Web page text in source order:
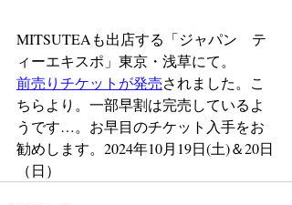
MITSUTEAも出店する「ジャパン　テ
ィーエキスポ」東京・浅草にて。
前売りチケットが発売されました。こ
ちらより。一部早割は完売しているよ
うです…。お早目のチケット入手をお
勧めします。2024年10月19日(土)＆20日
（日）